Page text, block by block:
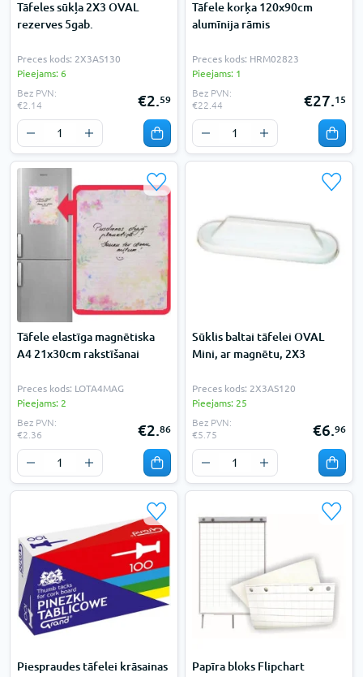
Tāfeles sūkļa 2X3 OVAL
rezerves 5gab.
Preces kods: 2X3AS130
Pieejams: 6
Bez PVN:
€2.14
€2.59
Tāfele korķa 120x90cm
alumīnija rāmis
Preces kods: HRM02823
Pieejams: 1
Bez PVN:
€22.44
€27.15
Tāfele elastīga magnētiska
A4 21x30cm rakstīšanai
Preces kods: LOTA4MAG
Pieejams: 2
Bez PVN:
€2.36
€2.86
Sūklis baltai tāfelei OVAL
Mini, ar magnētu, 2X3
Preces kods: 2X3AS120
Pieejams: 25
Bez PVN:
€5.75
€6.96
Piespraudes tāfelei krāsainas Papīra bloks Flipchart